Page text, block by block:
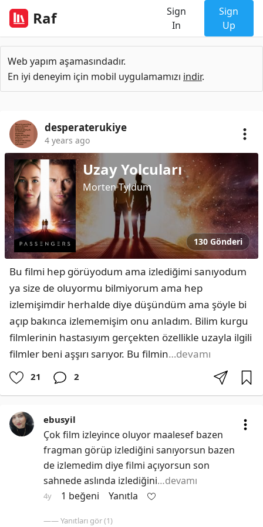
Raf
Sign
In
Sign
Up
Web yapım aşamasındadır.
En iyi deneyim için mobil uygulamamızı indir.
desperaterukiye
4 years ago
Uzay Yolcuları
Morten Tyldum
130 Gönderi
Bu filmi hep görüyodum ama izlediğimi sanıyodum
ya size de oluyormu bilmiyorum ama hep
izlemişimdir herhalde diye düşündüm ama şöyle bi
açıp bakınca izlememişim onu anladım. Bilim kurgu
filmlerinin hastasıyım gerçekten özellikle uzayla ilgili
filmler beni aşşırı sarıyor. Bu filmin…devamı
21 2
ebusyil
Çok film izleyince oluyor maalesef bazen
fragman görüp izlediğini sanıyorsun bazen
de izlemedim diye filmi açıyorsun son
sahnede aslında izlediğini…devamı
4y 1 beğeni Yanıtla
—— Yanıtları gör (1)